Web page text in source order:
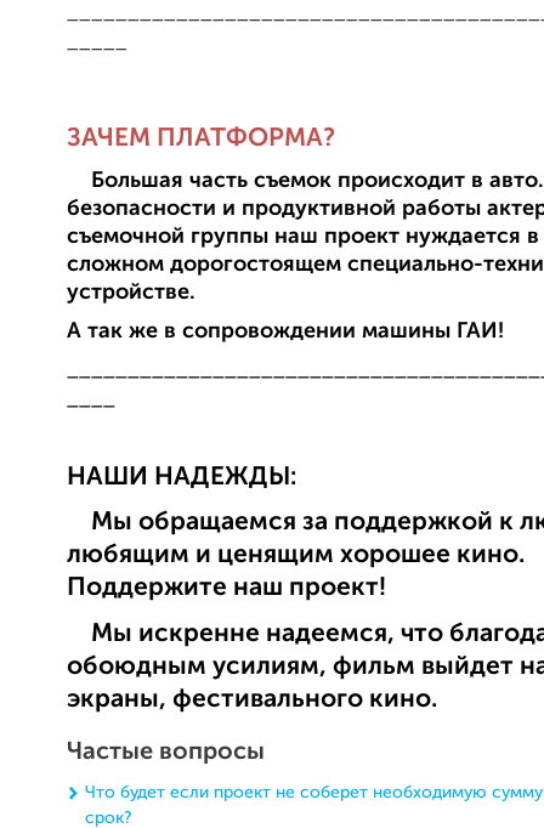
ЗАЧЕМ ПЛАТФОРМА?
Большая часть съемок происходит в
безопасности и продуктивной работы
съемочной группы наш проект нуждается в
сложном дорогостоящем специально-
устройстве.
А так же в сопровождении машины ГАИ!
НАШИ НАДЕЖДЫ:
Мы обращаемся за поддержкой к
любящим и ценящим хорошее кино.
Поддержите наш проект!
Мы искренне надеемся, что
обоюдным усилиям, фильм выйдет
экраны, фестивального кино.
Частые вопросы
Что будет если проект не соберет необходимую сумму
срок?